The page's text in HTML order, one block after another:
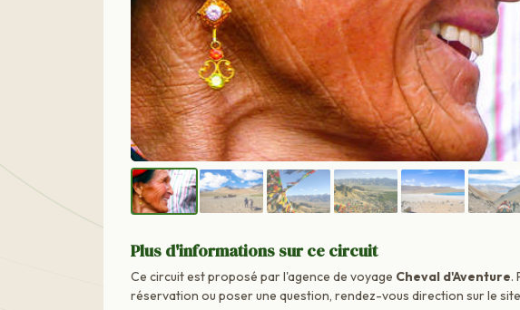
Plus d'informations sur ce circuit
Ce circuit est proposé par l'agence de voyage Cheval d'Aventure.
réservation ou poser une question, rendez-vous direction sur le